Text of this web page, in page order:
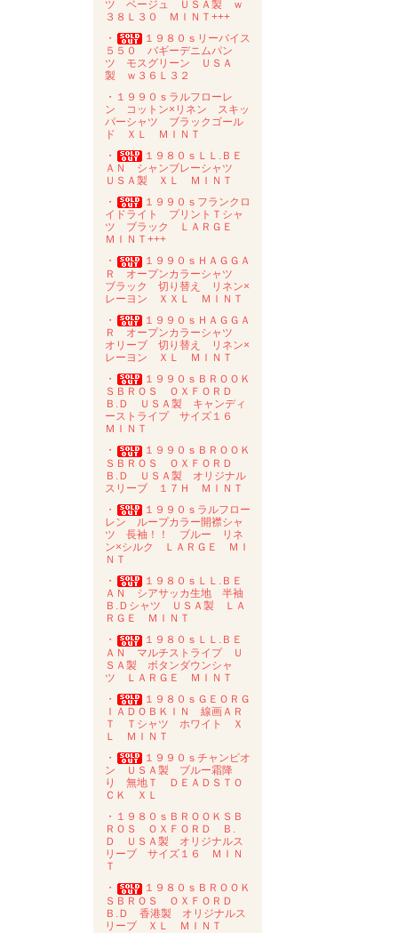
ツ ベージュ ＵＳＡ製 ｗ
３８Ｌ３０ ＭＩＮＴ+++
・
１９８０ｓリーバイス
５５０ バギーデニムパン
ツ モスグリーン ＵＳＡ
製 ｗ３６Ｌ３２
・１９９０ｓラルフローレ
ン コットン×リネン スキッ
パーシャツ ブラックゴール
ド ＸＬ ＭＩＮＴ
・
１９８０ｓＬＬ.ＢＥ
ＡＮ シャンブレーシャツ
ＵＳＡ製 ＸＬ ＭＩＮＴ
・
１９９０ｓフランクロ
イドライト プリントＴシャ
ツ ブラック ＬＡＲＧＥ
ＭＩＮＴ+++
・
１９９０ｓＨＡＧＧＡ
Ｒ オープンカラーシャツ
ブラック 切り替え リネン×
レーヨン ＸＸＬ ＭＩＮＴ
・
１９９０ｓＨＡＧＧＡ
Ｒ オープンカラーシャツ
オリーブ 切り替え リネン×
レーヨン ＸＬ ＭＩＮＴ
・
１９９０ｓＢＲＯＯＫ
ＳＢＲＯＳ ＯＸＦＯＲＤ
Ｂ.Ｄ ＵＳＡ製 キャンディ
ーストライプ サイズ１６
ＭＩＮＴ
・
１９９０ｓＢＲＯＯＫ
ＳＢＲＯＳ ＯＸＦＯＲＤ
Ｂ.Ｄ ＵＳＡ製 オリジナル
スリーブ １７Ｈ ＭＩＮＴ
・
１９９０ｓラルフロー
レン ループカラー開襟シャ
ツ 長袖！！ ブルー リネ
ン×シルク ＬＡＲＧＥ ＭＩ
ＮＴ
・
１９８０ｓＬＬ.ＢＥ
ＡＮ シアサッカ生地 半袖
Ｂ.Ｄシャツ ＵＳＡ製 ＬＡ
ＲＧＥ ＭＩＮＴ
・
１９８０ｓＬＬ.ＢＥ
ＡＮ マルチストライプ Ｕ
ＳＡ製 ボタンダウンシャ
ツ ＬＡＲＧＥ ＭＩＮＴ
・
１９８０ｓＧＥＯＲＧ
ＩＡＤＯＢＫＩＮ 線画ＡＲ
Ｔ Ｔシャツ ホワイト Ｘ
Ｌ ＭＩＮＴ
・
１９９０ｓチャンピオ
ン ＵＳＡ製 ブルー霜降
り 無地Ｔ ＤＥＡＤＳＴＯ
ＣＫ ＸＬ
・１９８０ｓＢＲＯＯＫＳＢ
ＲＯＳ ＯＸＦＯＲＤ Ｂ.
Ｄ ＵＳＡ製 オリジナルス
リーブ サイズ１６ ＭＩＮ
Ｔ
・
１９８０ｓＢＲＯＯＫ
ＳＢＲＯＳ ＯＸＦＯＲＤ
Ｂ.Ｄ 香港製 オリジナルス
リーブ ＸＬ ＭＩＮＴ